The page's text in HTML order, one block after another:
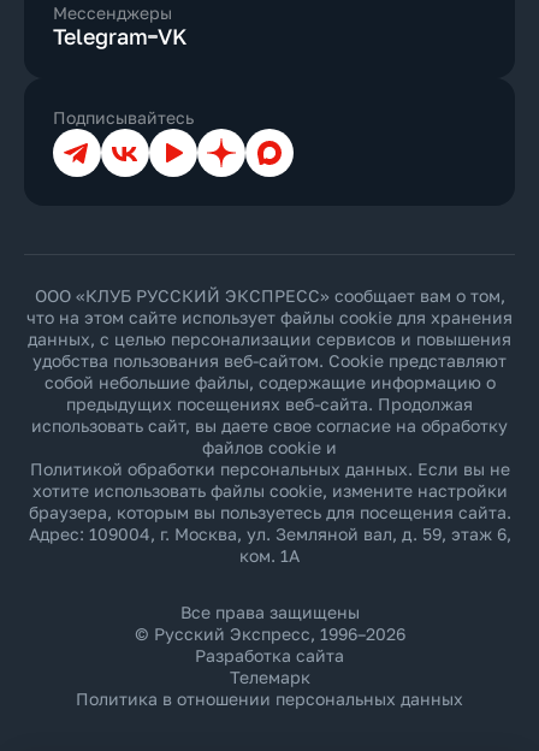
Мессенджеры
Telegram VK
Подписывайтесь
ТелеграмВКонтакте
YouTubeДзен Max
ООО «КЛУБ РУССКИЙ ЭКСПРЕСС» сообщает вам о том,
что на этом сайте использует файлы cookie для хранения
данных, с целью персонализации сервисов и повышения
удобства пользования веб-сайтом. Cookie представляют
собой небольшие файлы, содержащие информацию о
предыдущих посещениях веб-сайта. Продолжая
использовать сайт, вы даете свое согласие на обработку
файлов cookie и
Политикой обработки персональных данных. Если вы не
хотите использовать файлы cookie, измените настройки
браузера, которым вы пользуетесь для посещения сайта.
Адрес: 109004, г. Москва, ул. Земляной вал, д. 59, этаж 6,
ком. 1А
Все права защищены
© Русский Экспресс, 1996–2026
Разработка сайта
Телемарк
Политика в отношении персональных данных